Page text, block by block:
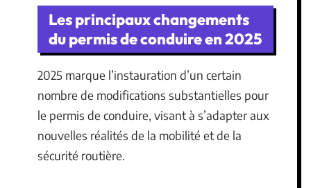
Les principaux changements
du permis de conduire en 2025
2025 marque l’instauration d’un certain
nombre de modifications substantielles pour
le permis de conduire, visant à s’adapter aux
nouvelles réalités de la mobilité et de la
sécurité routière.